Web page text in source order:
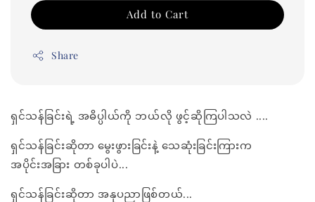
Add to Cart
Share
ရှင်သန်ခြင်းရဲ့ အဓိပ္ပါယ်ကို ဘယ်လို ဖွင့်ဆိုကြပါသလဲ ....
ရှင်သန်ခြင်းဆိုတာ မွေးဖွားခြင်းနဲ့ သေဆုံးခြင်းကြားက
အပိုင်းအခြား တစ်ခုပါပဲ...
ရှင်သန်ခြင်းဆိုတာ အနုပညာဖြစ်တယ်...